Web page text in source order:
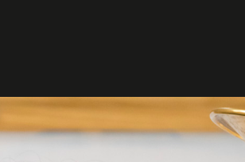
SAVOIR-FAIRE &
HISTOIRE